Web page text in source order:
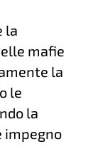
la
mafie
la
le
la
impegno